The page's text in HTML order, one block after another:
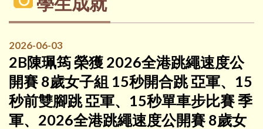
2026-06-03
2B陳珮筠 榮獲 2026全港跳繩速度公
開賽 8歲女子組 15秒開合跳 亞軍、15
秒前雙腳跳 亞軍、15秒單車步比賽 季
軍、2026全港跳繩速度公開賽 8歲女